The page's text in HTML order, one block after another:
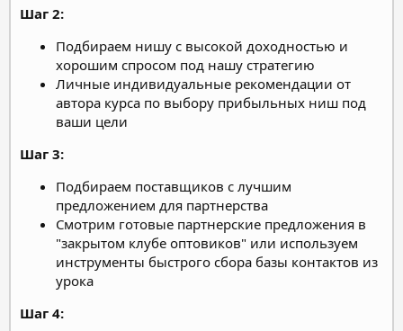
Шаг 2:
Подбираем нишу с высокой доходностью и
хорошим спросом под нашу стратегию
Личные индивидуальные рекомендации от
автора курса по выбору прибыльных ниш под
ваши цели
Шаг 3:
Подбираем поставщиков с лучшим
предложением для партнерства
Смотрим готовые партнерские предложения в
"закрытом клубе оптовиков" или используем
инструменты быстрого сбора базы контактов из
урока
Шаг 4: